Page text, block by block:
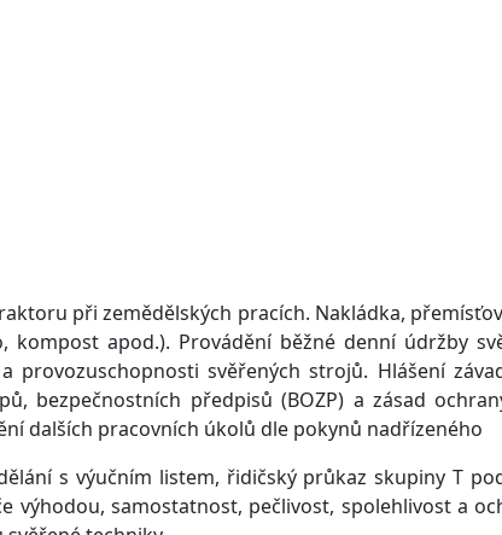
při zemědělských pracích. Nakládka,
kompost apod.). Provádění běžné denní údržby
provozuschopnosti svěřených strojů. Hlášení
bezpečnostních předpisů (BOZP) a zásad
dalších pracovních úkolů dle pokynů nadřízeného
s výučním listem, řidičský průkaz skupiny T
výhodou, samostatnost, pečlivost, spolehlivost a